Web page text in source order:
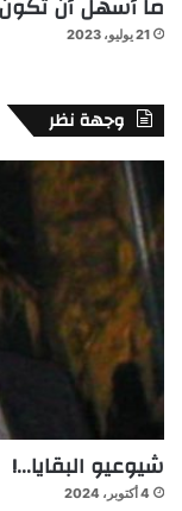
21 يوليو، 2023
وجهة نظر
شيوعيو البقايا…!
4 أكتوبر، 2024